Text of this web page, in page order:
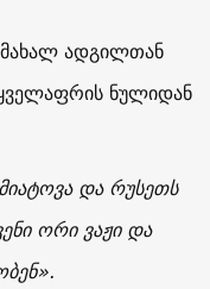
ადგილთან
ნულიდან
და რუსეთს
ორი ვაჟი და
».